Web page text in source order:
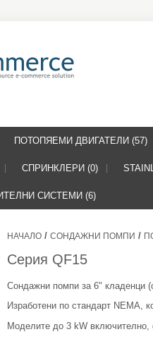
ПОТОПЯЕМИ ДВИГАТЕЛИ (57)
СПРИНКЛЕРИ (0)
СИСТЕМИ (6)
НАЧАЛО / СОНДАЖНИ ПОМПИ /
Серия QF15
Сондажни помпи за 6" кладенци
Изработени по стандарт NEMA,
Моделите до 3 kW включително,